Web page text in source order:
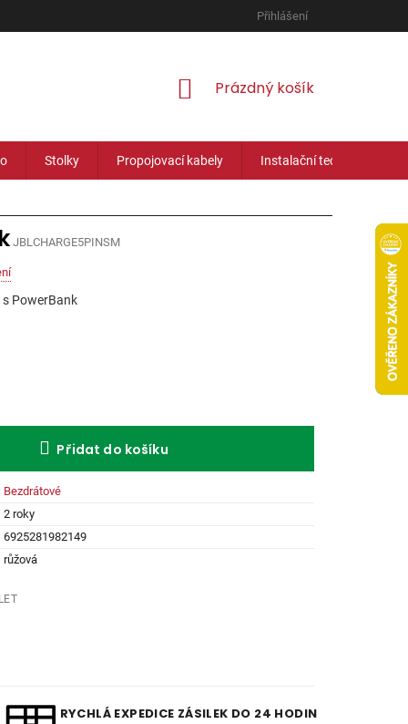
Přihlášení
NÁKUPNÍ
Prázdný košík
Stolky Propojovací kabely Instalační technika
JBLCHARGE5PINSM
Bezdrátové
2 roky
6925281982149
růžová
Přidat do košíku
PowerBank
RYCHLÁ EXPEDICE ZÁSILEK DO 24 HODIN